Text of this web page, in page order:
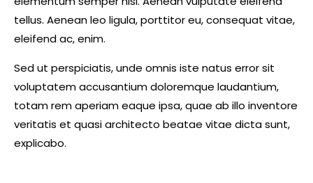
tellus. Aenean leo ligula, porttitor eu, consequat vitae,
eleifend ac, enim.
Sed ut perspiciatis, unde omnis iste natus error sit
voluptatem accusantium doloremque laudantium,
totam rem aperiam eaque ipsa, quae ab illo inventore
veritatis et quasi architecto beatae vitae dicta sunt,
explicabo.